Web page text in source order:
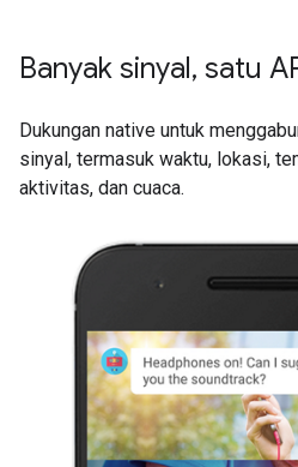
Banyak sinyal, satu
Dukungan native untuk
sinyal, termasuk waktu, lokasi,
aktivitas, dan cuaca.